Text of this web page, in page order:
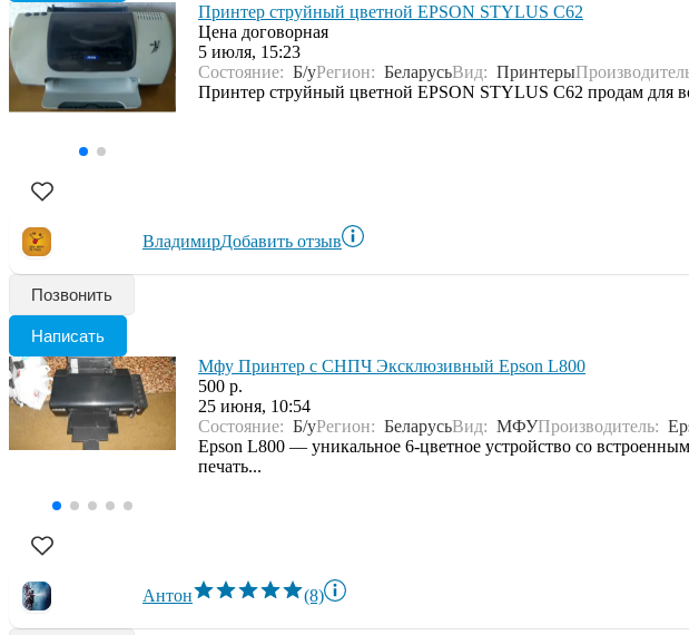
Принтер струйный цветной EPSON STYLUS C62
Цена договорная
5 июля, 15:23
Состояние: Б/уРегион: БеларусьВид: Принтеры
Принтер струйный цветной EPSON STYLUS C62 продам для
ВладимирДобавить отзыв
Позвонить
Написать
Мфу Принтер с СНПЧ Эксклюзивный Epson L800
500 р.
25 июня, 10:54
Состояние: Б/уРегион: БеларусьВид: МФУПроизводитель:
Epson L800 — уникальное 6-цветное устройство со
печать...
Антон (8)